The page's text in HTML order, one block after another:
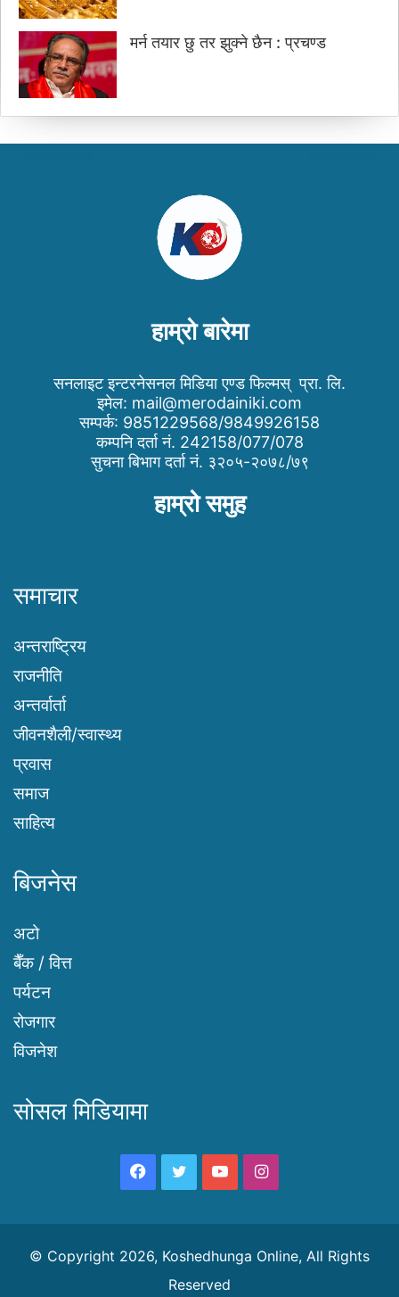
मर्न तयार छु तर झुक्ने छैन : प्रचण्ड
हाम्रो बारेमा
सनलाइट इन्टरनेसनल मिडिया एण्ड फिल्मस् प्रा. लि.
इमेल: mail@merodainiki.com
सम्पर्क: 9851229568/9849926158
कम्पनि दर्ता नं. 242158/077/078
सुचना बिभाग दर्ता नं. ३२०५-२०७८/७९
हाम्रो समुह
समाचार
अन्तराष्ट्रिय
राजनीति
अन्तर्वार्ता
जीवनशैली/स्वास्थ्य
प्रवास
समाज
साहित्य
बिजनेस
अटो
बैँक / वित्त
पर्यटन
रोजगार
विजनेश
सोसल मिडियामा
Facebook
TwitterYouTubeInstagram
© Copyright 2026, Koshedhunga Online, All Rights
Reserved